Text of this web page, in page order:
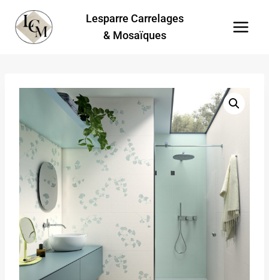
contenu
Lesparre Carrelages
& Mosaïques